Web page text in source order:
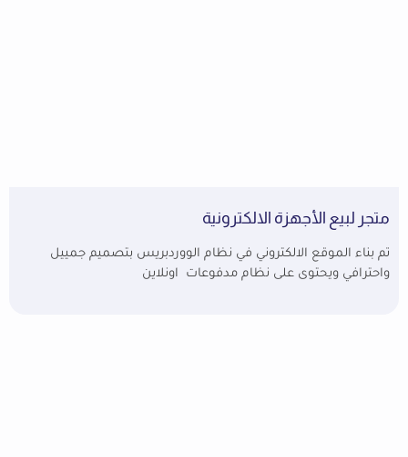
متجر لبيع الأجهزة الالكترونية
تم بناء الموقع الالكتروني في نظام الووردبريس بتصميم جمييل
واحترافي ويحتوى على نظام مدفوعات اونلاين